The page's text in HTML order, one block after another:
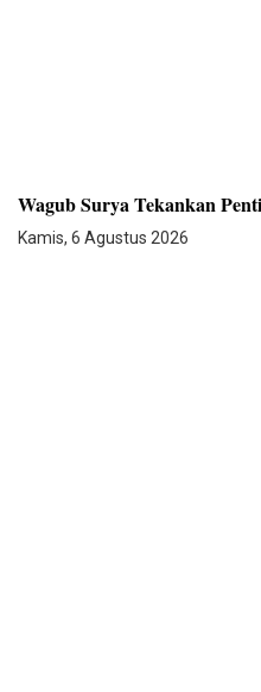
Wagub Surya Tekankan
Kamis, 6 Agustus 2026